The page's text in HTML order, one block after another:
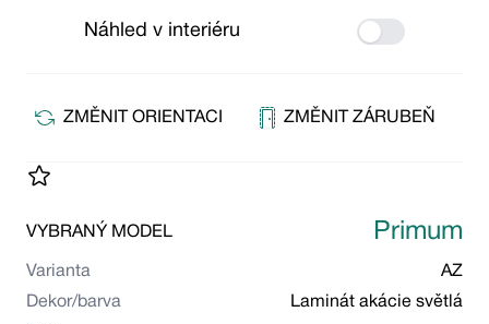
Náhled v interiéru Use setting
ZMĚNIT ORIENTACI ZMĚNIT ZÁRUBEŇ
VYBRANÝ MODEL Primum
Varianta
AZ
Dekor/barva
Laminát akácie světlá